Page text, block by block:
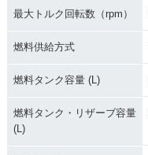
最大トルク回転数（rpm）
燃料供給方式
燃料タンク容量 (L)
燃料タンク・リザーブ容量
(L)